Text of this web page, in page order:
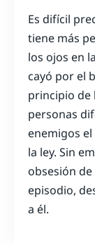
Es difícil
tiene más
los ojos en
cayó por el
principio de
personas
enemigos
la ley. Sin
obsesión de
episodio,
a él.